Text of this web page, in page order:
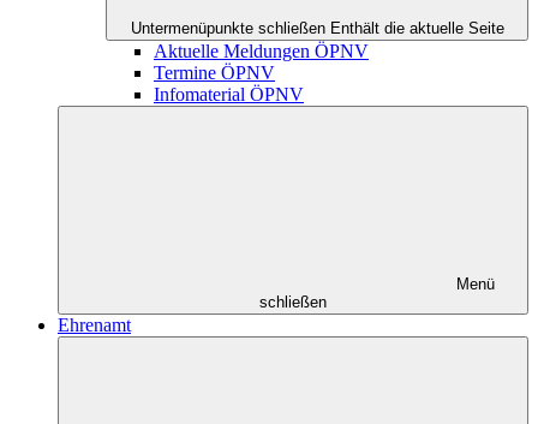
Untermenüpunkte schließen Enthält die aktuelle Seite
Aktuelle Meldungen ÖPNV
Termine ÖPNV
Infomaterial ÖPNV
Menü
schließen
Ehrenamt